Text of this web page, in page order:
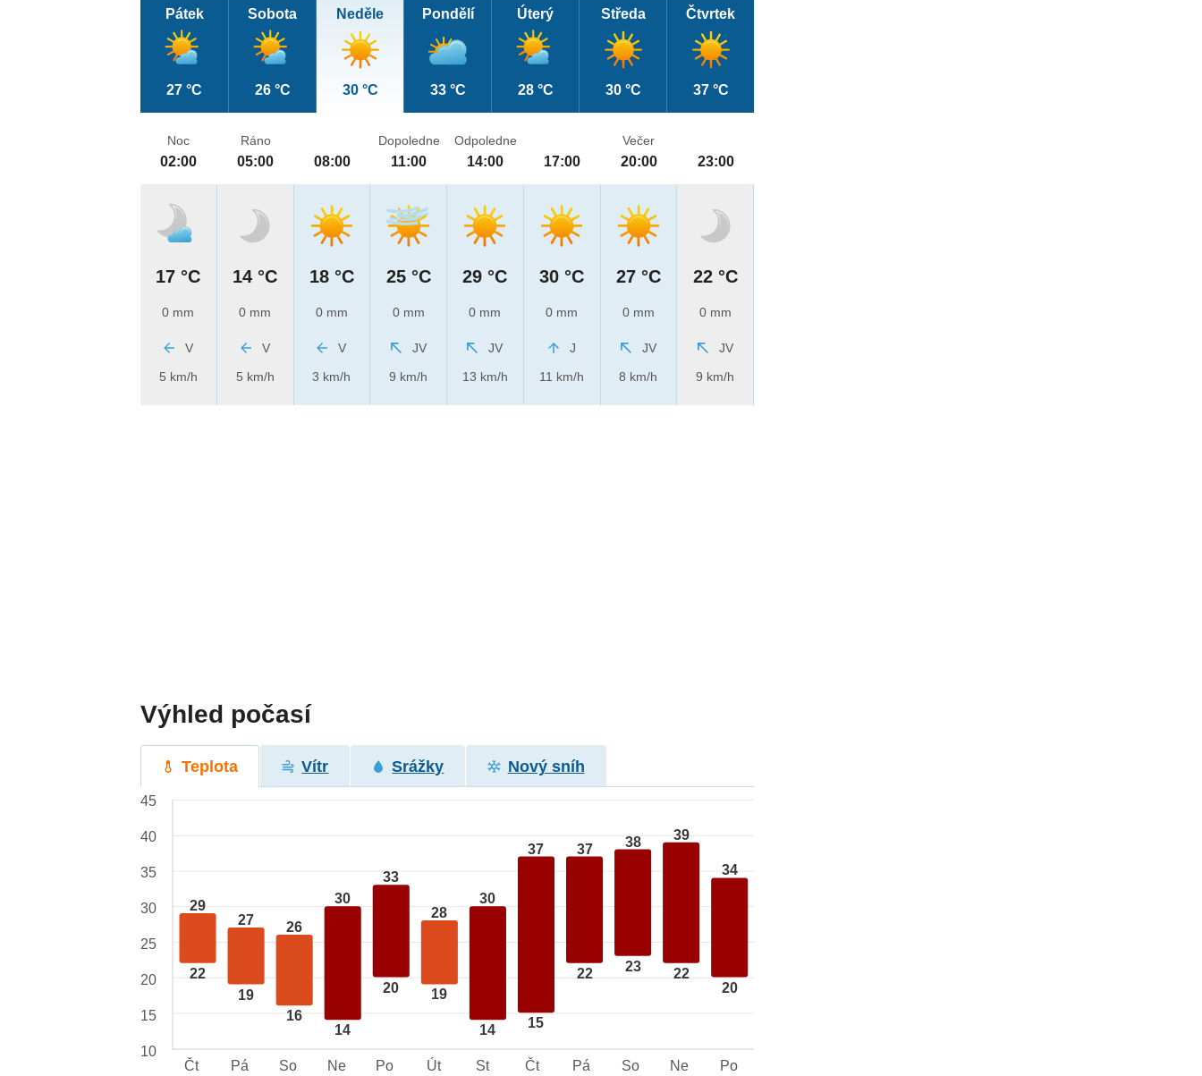
Pátek
27 °C
Sobota
26 °C
Neděle
30 °C
Pondělí
33 °C
Úterý
28 °C
Středa
30 °C
Čtvrtek
37 °C
Noc
02:00
17 °C
0 mm
V
5 km/h
Ráno
05:00
14 °C
0 mm
V
5 km/h
08:00
18 °C
0 mm
V
3 km/h
Dopoledne
11:00
25 °C
0 mm
JV
9 km/h
Odpoledne
14:00
29 °C
0 mm
JV
13 km/h
17:00
30 °C
0 mm
J
11 km/h
Večer
20:00
27 °C
0 mm
JV
8 km/h
23:00
22 °C
0 mm
JV
9 km/h
Výhled počasí
Teplota Vítr Srážky Nový sníh
29
22
27
19
26
16
30
14
33
20
28
19
30
14
37
15
37
22
38
23
39
22
34
20
45
40
35
30
25
20
15
10
Čt
Pá So Ne Po Út St Čt Pá So Ne Po